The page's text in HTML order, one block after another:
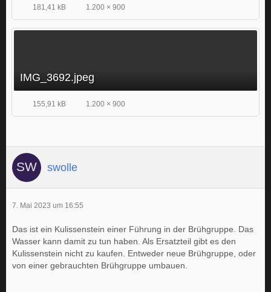
181,41 kB 1.200 × 900
IMG_3692.jpeg
155,91 kB 1.200 × 900
swolle
7. Mai 2023 um 16:55
Das ist ein Kulissenstein einer Führung in der Brühgruppe. Das
Wasser kann damit zu tun haben. Als Ersatzteil gibt es den
Kulissenstein nicht zu kaufen. Entweder neue Brühgruppe, oder
von einer gebrauchten Brühgruppe umbauen.